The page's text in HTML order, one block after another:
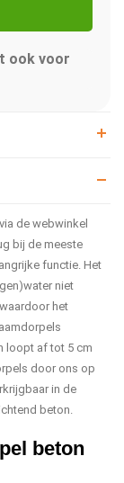
ook voor
de webwinkel
bij de meeste
functie. Het
niet
het
loopt af tot 5 cm
door ons op
in de
beton.
beton